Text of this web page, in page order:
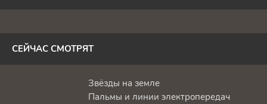
СЕЙЧАС СМОТРЯТ
Звёзды на земле
Пальмы и линии электропередач